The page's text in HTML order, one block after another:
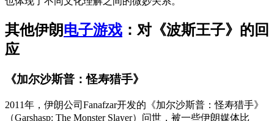
其他伊朗电子游戏 ：对《波斯王子》的回
应
《加尔沙斯普：怪寿猎手》
2011年，伊朗公司Fanafzar开发的《加尔沙斯普：怪寿猎手》
（Garshasp: The Monster Slayer）问世，被一些伊朗媒体比